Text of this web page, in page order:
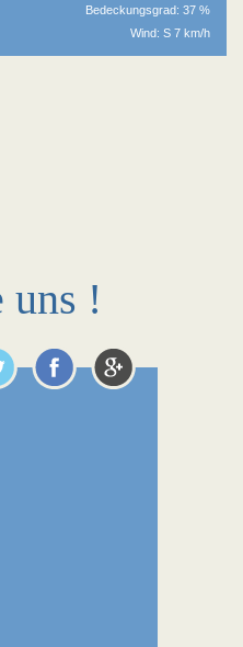
Bedeckungsgrad: 37 %
Wind: S 7 km/h
uns !